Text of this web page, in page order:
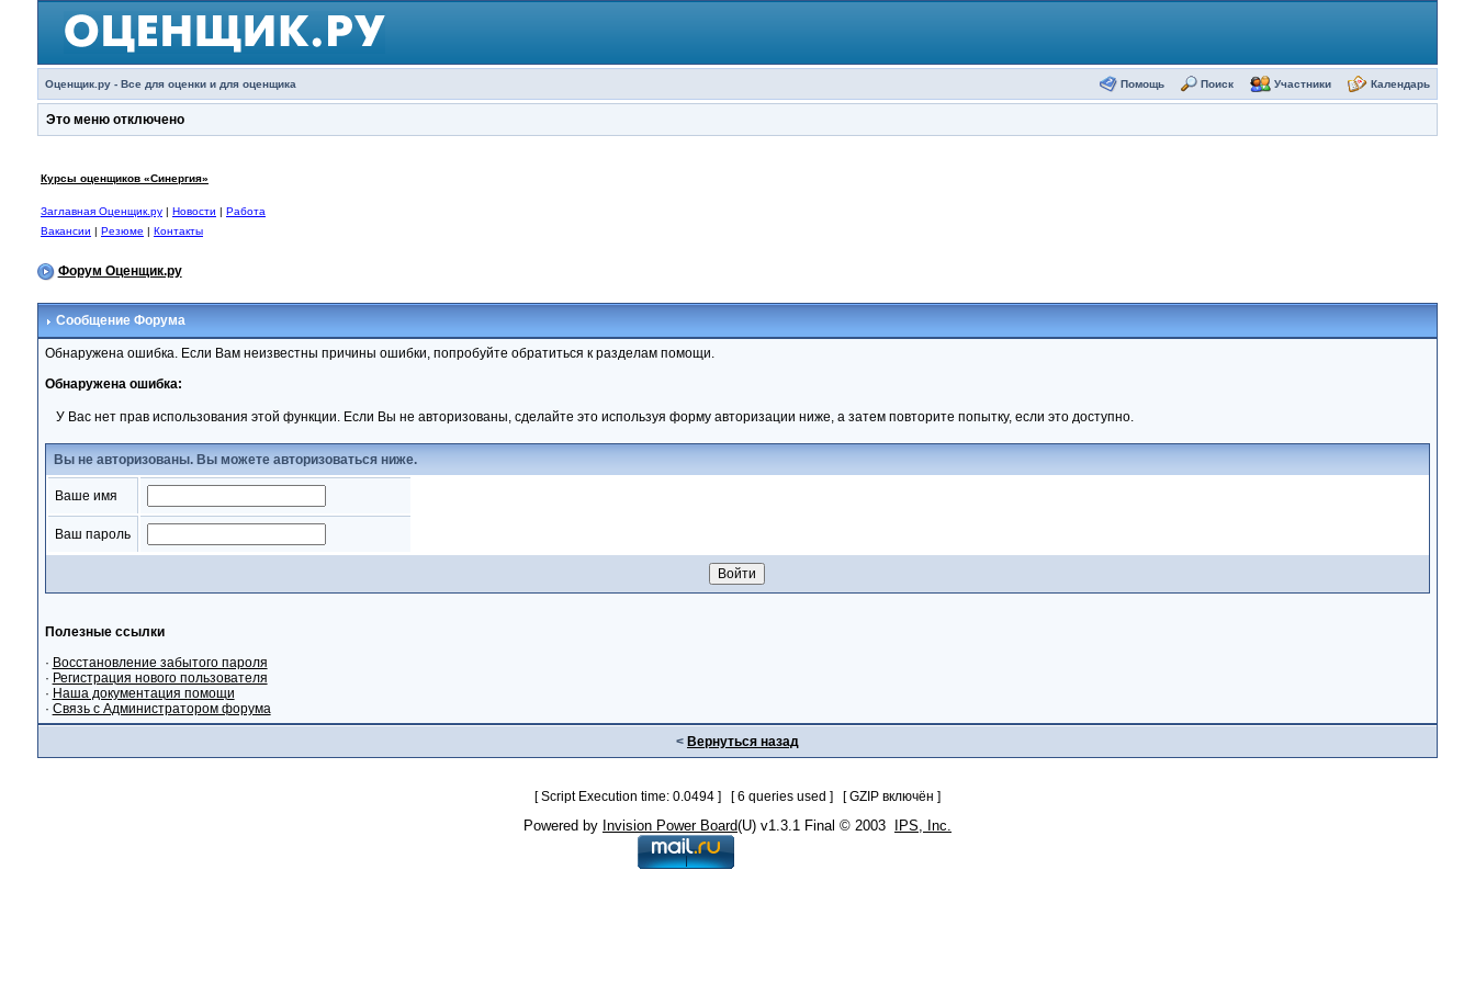
Оценщик.ру - Все для оценки и для оценщика Помощь Поиск Участники Календарь
Это меню отключено
Курсы оценщиков «Синергия»
Заглавная Оценщик.ру| Новости | Работа
Вакансии | Резюме | Контакты
Форум Оценщик.ру
Сообщение Форума
Обнаружена ошибка. Если Вам неизвестны причины ошибки, попробуйте обратиться к разделам помощи.
Обнаружена ошибка:
У Вас нет прав использования этой функции. Если Вы не авторизованы, сделайте это используя форму авторизации ниже, а затем повторите попытку, если это доступно.
Вы не авторизованы. Вы можете авторизоваться ниже.
Ваше имя
Ваш пароль
Полезные ссылки
· Восстановление забытого пароля
· Регистрация нового пользователя
· Наша документация помощи
· Связь с Администратором форума
< Вернуться назад
[ Script Execution time: 0.0494 ] [ 6 queries used ] [ GZIP включён ]
Powered by Invision Power Board(U) v1.3.1 Final © 2003 IPS, Inc.